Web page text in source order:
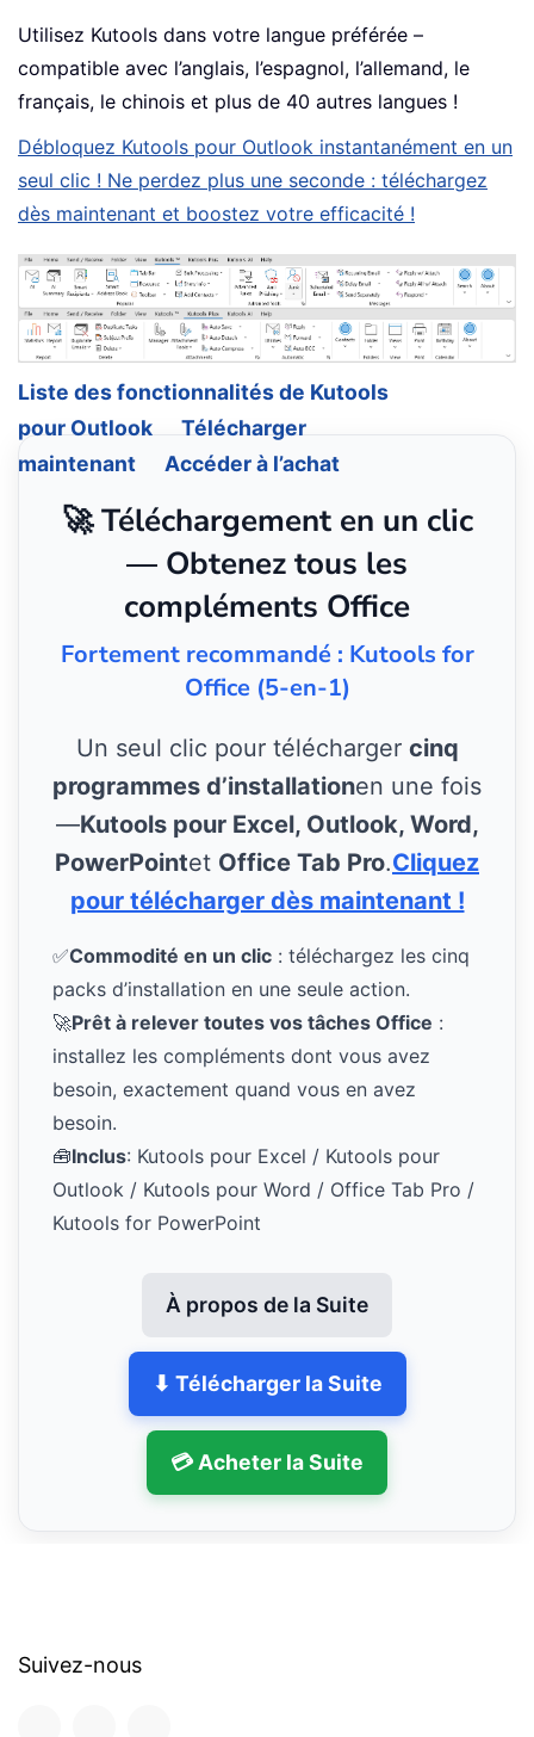
Utilisez Kutools dans votre langue préférée –
compatible avec l’anglais, l’espagnol, l’allemand, le
français, le chinois et plus de 40 autres langues !
Débloquez Kutools pour Outlook instantanément en un
seul clic ! Ne perdez plus une seconde : téléchargez
dès maintenant et boostez votre efficacité !
Liste des fonctionnalités de Kutools
pour Outlook
Télécharger
maintenant
Accéder à l’achat
🚀 Téléchargement en un clic
— Obtenez tous les
compléments Office
Fortement recommandé : Kutools for
Office (5-en-1)
Un seul clic pour télécharger cinq
programmes d’installationen une fois
—Kutools pour Excel, Outlook, Word,
PowerPointet Office Tab Pro.Cliquez
pour télécharger dès maintenant !
✅Commodité en un clic : téléchargez les cinq
packs d’installation en une seule action.
🚀Prêt à relever toutes vos tâches Office :
installez les compléments dont vous avez
besoin, exactement quand vous en avez
besoin.
🧰Inclus: Kutools pour Excel / Kutools pour
Outlook / Kutools pour Word / Office Tab Pro /
Kutools for PowerPoint
À propos de la Suite
⬇ Télécharger la Suite
💳 Acheter la Suite
Suivez-nous